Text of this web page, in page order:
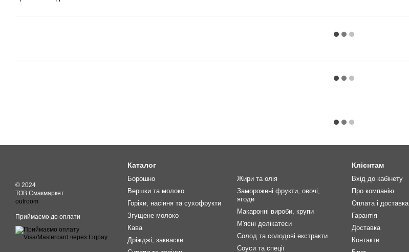
© 2024
ТОВ Смакмаркет
outroom
Приймаємо до оплати
Каталог
Борошно
Вершки та молоко
Горіхи, насіння та сухофрукти
Згущене молоко
Кава
Дріжджі, закваски
Жири та олія
Заморожені фрукти, овочі,
ягоди
Макаронні вироби, крупи
М'ясні делікатеси
Солод та солодові екстракти
Соуси та спеції
Клієнтам
Вхід до кабінету
Про компанію
Оплата і доставка
Гарантія
Доставка
Контакти